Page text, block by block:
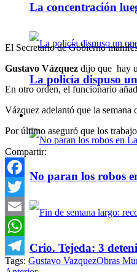
La concentración
La policía dispuso
Policiales
No paran los robos
Crio. Tejeda: 3
El Secretario de Gobierno
Gustavo Vázquez dijo que hay
En otro orden, el funcionario
Vázquez adelantó que la
Por último aseguró que los
Compartir:
Facebook
Twitter
Email
WhatsApp
Telegram
Tags: Gustavo VazquezObras